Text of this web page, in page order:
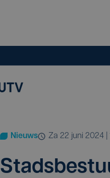
Nieuws za 22 juni 2024 |